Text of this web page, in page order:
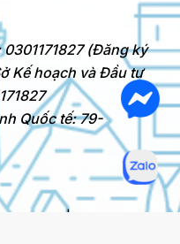
(Đăng ký
Kế hoạch và Đầu tư
Quốc tế: 79-
|